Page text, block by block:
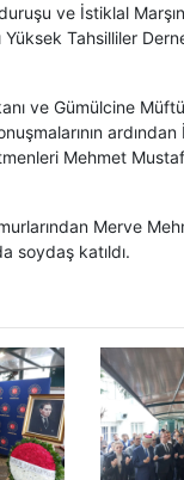
ve İstiklal
Tahsilliler
ve Gümülcine
Mehmet
Merve
soydaş katıldı.